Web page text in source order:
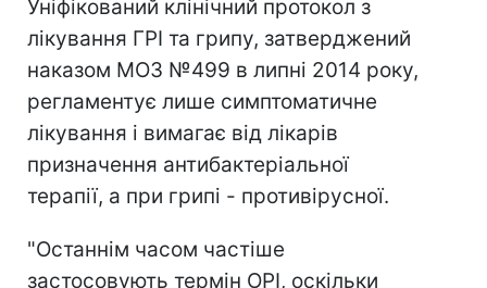
Уніфікований клінічний протокол з
лікування ГРІ та грипу, затверджений
наказом МОЗ №499 в липні 2014 року,
регламентує лише симптоматичне
лікування і вимагає від лікарів
призначення антибактеріальної
терапії, а при грипі - противірусної.
"Останнім часом частіше
застосовують термін ОРІ, оскільки